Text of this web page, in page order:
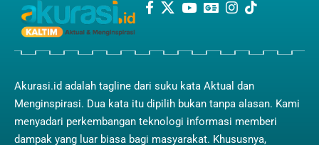
Akurasi.id adalah tagline dari suku kata Aktual dan
Menginspirasi. Dua kata itu dipilih bukan tanpa alasan. Kami
menyadari perkembangan teknologi informasi memberi
dampak yang luar biasa bagi masyarakat. Khususnya,